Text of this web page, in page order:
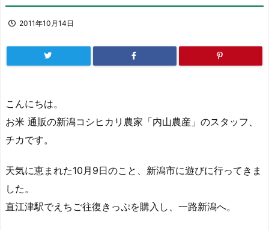
2011年10月14日
こんにちは。
お米 通販の新潟コシヒカリ農家「内山農産」のスタッフ、
チカです。
天気に恵まれた10月9日のこと、新潟市に遊びに行ってきま
した。
直江津駅でえちご往復きっぷを購入し、一路新潟へ。